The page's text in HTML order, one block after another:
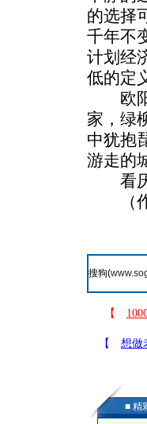
的选择
千年不
计划经
低的定
欧阳
家，绿
中犹抱
游走的
看厌
（作
搜狗(
■ 精